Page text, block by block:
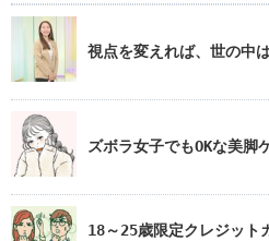
視点を変えれば、世の
ズボラ女子でもOKな美脚
18～25歳限定クレジット